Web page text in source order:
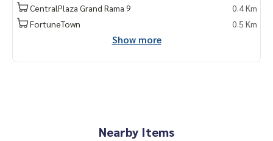
- ตลาดละลายทรัพย์รัชดา : 1.1 กม.
- Show DC : 1.1 กม.
- ตลาดนัดรถไฟรัชดา : 1.6 กม.
- Esplanade Cineplex : 1.6 กม.
Baimint
CentralPlaza Grand Rama 9
0.4 Km
FortuneTown
0.5 Km
Show more
Nearby Items